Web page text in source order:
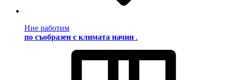
Ние работим
по съобразен с климата начин .